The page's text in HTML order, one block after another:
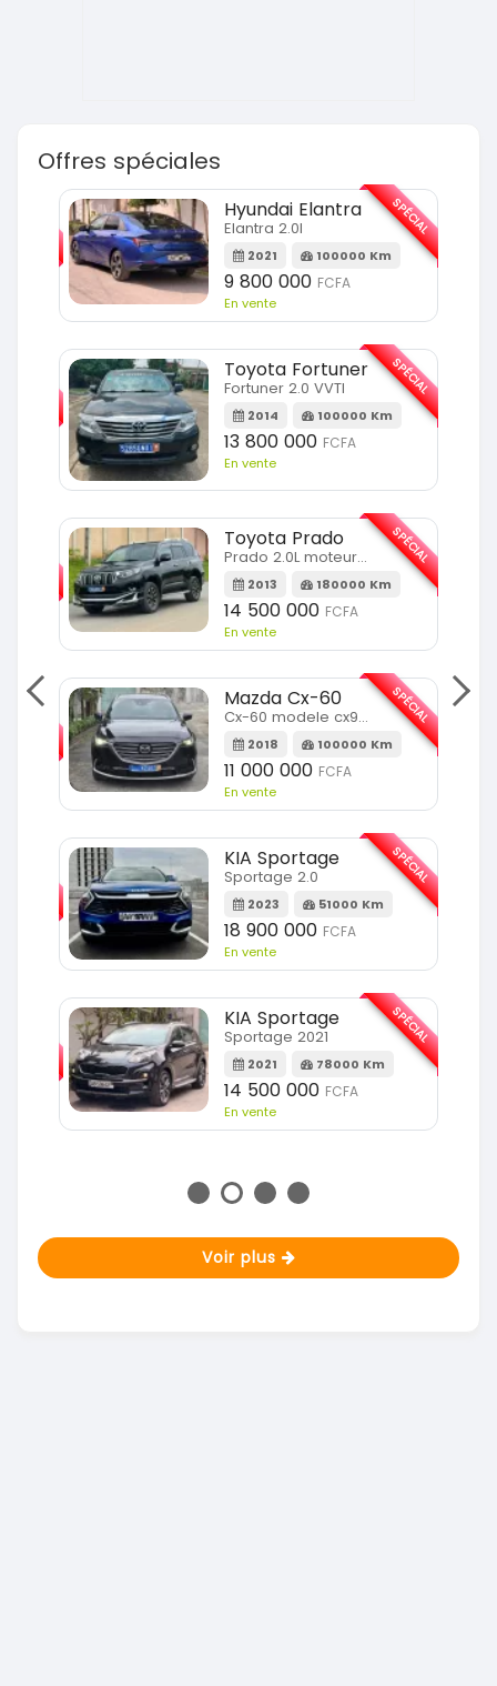
Offres spéciales
SPÉCIAL
Hyundai Elantra
Elantra 2.0l
2021 100000 Km
9 800 000 FCFA
En vente
SPÉCIAL
Toyota Fortuner
Fortuner 2.0 VVTI
2014 100000 Km
13 800 000 FCFA
En vente
SPÉCIAL
Toyota Prado
Prado 2.0L moteur d4d
2013 180000 Km
14 500 000 FCFA
En vente
SPÉCIAL
Mazda Cx-60
Cx-60 modele cx9 full option
2018 100000 Km
11 000 000 FCFA
En vente
SPÉCIAL
KIA Sportage
Sportage 2.0
2023 51000 Km
18 900 000 FCFA
En vente
SPÉCIAL
KIA Sportage
Sportage 2021
2021 78000 Km
14 500 000 FCFA
En vente
SPÉCIAL
Voir plus